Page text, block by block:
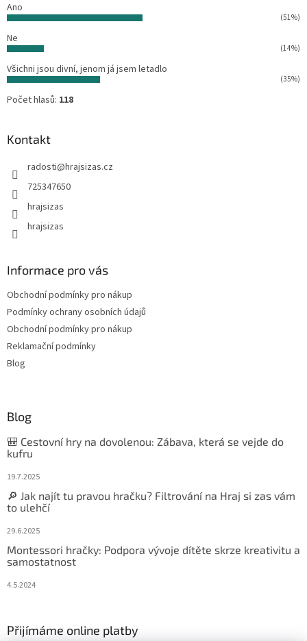
Ano
(51%)
Ne
(14%)
Všichni jsou divní, jenom já jsem letadlo
(35%)
Počet hlasů: 118
Kontakt
radosti@hrajsizas.cz
725347650
hrajsizas
hrajsizas
Informace pro vás
Obchodní podmínky pro nákup
Podmínky ochrany osobních údajů
Obchodní podmínky pro nákup
Reklamační podmínky
Blog
Blog
🎒 Cestovní hry na dovolenou: Zábava, která se vejde do
kufru
19.7.2025
🔎 Jak najít tu pravou hračku? Filtrování na Hraj si zas vám
to ulehčí
29.6.2025
Montessori hračky: Podpora vývoje dítěte skrze kreativitu a
samostatnost
4.5.2024
Přijímáme online platby